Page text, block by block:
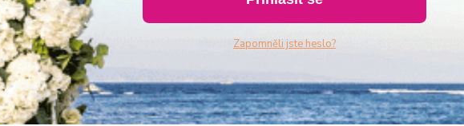
Zapomněli jste heslo?